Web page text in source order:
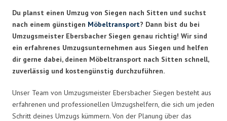
Du planst einen Umzug von Siegen nach Sitten und suchst
nach einem günstigen Möbeltransport? Dann bist du bei
Umzugsmeister Ebersbacher Siegen genau richtig! Wir sind
ein erfahrenes Umzugsunternehmen aus Siegen und helfen
dir gerne dabei, deinen Möbeltransport nach Sitten schnell,
zuverlässig und kostengünstig durchzuführen.
Unser Team von Umzugsmeister Ebersbacher Siegen besteht aus
erfahrenen und professionellen Umzugshelfern, die sich um jeden
Schritt deines Umzugs kümmern. Von der Planung über das